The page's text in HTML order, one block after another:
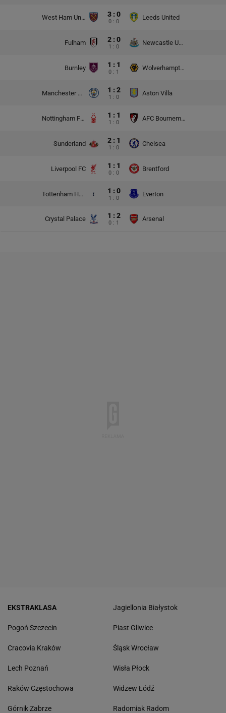
West Ham United 3 : 0
0 : 0
Leeds United
Fulham 2 : 0
1 : 0
Newcastle United
Burnley 1 : 1
0 : 1
Wolverhampton Wanderers
Manchester City 1 : 2
1 : 0
Aston Villa
Nottingham Forest 1 : 1
1 : 0
AFC Bournemouth
Sunderland 2 : 1
1 : 0
Chelsea
Liverpool FC 1 : 1
0 : 0
Brentford
Tottenham Hotspur 1 : 0
1 : 0
Everton
Crystal Palace 1 : 2
0 : 1
Arsenal
EKSTRAKLASA
Pogoń Szczecin
Cracovia Kraków
Lech Poznań
Raków Częstochowa
Górnik Zabrze
Jagiellonia Białystok
Piast Gliwice
Śląsk Wrocław
Wisła Płock
Widzew Łódź
Radomiak Radom